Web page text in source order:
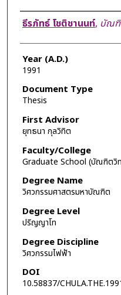
Author
ธีรภัทธ์ โชติชานนท์, บัณฑิ
Year (A.D.)
1991
Document Type
Thesis
First Advisor
ยุทธนา กุลวิทิต
Faculty/College
Graduate School (บัณฑิตวิ
Degree Name
วิศวกรรมศาสตรมหาบัณฑิต
Degree Level
ปริญญาโท
Degree Discipline
วิศวกรรมไฟฟ้า
DOI
10.58837/